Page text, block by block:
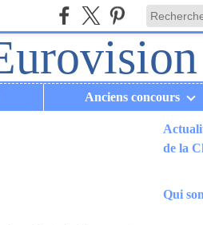
Anciens concours
de la
Qui